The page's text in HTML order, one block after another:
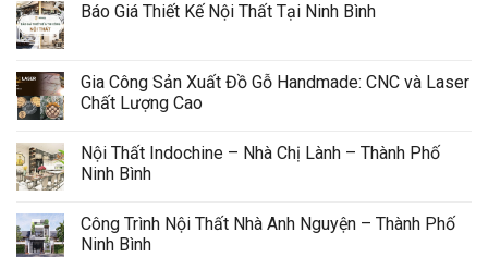
Báo Giá Thiết Kế Nội Thất Tại Ninh Bình
Gia Công Sản Xuất Đồ Gỗ Handmade: CNC và Laser
Chất Lượng Cao
Nội Thất Indochine – Nhà Chị Lành – Thành Phố
Ninh Bình
Công Trình Nội Thất Nhà Anh Nguyện – Thành Phố
Ninh Bình